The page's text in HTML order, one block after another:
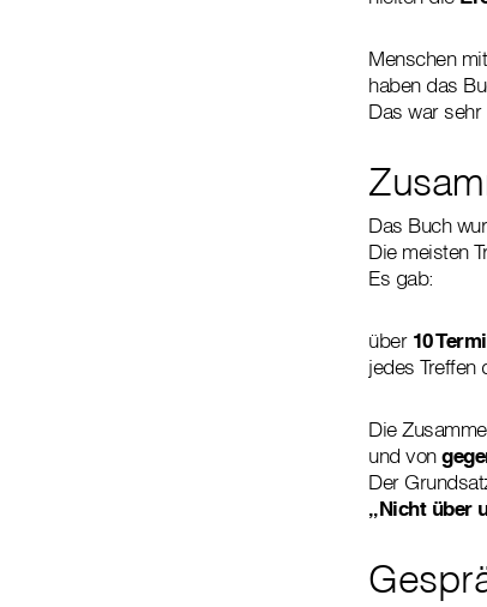
Menschen
haben das
Das war sehr
Das Buch
Die meisten
Es gab:
über 10
jedes Treffen
Die
und von
Der
„Nicht über